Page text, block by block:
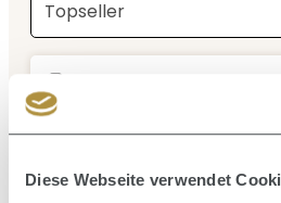
Diese Webseite verwendet
Durchschnittliche Bewertung
Clarifying Shampoo